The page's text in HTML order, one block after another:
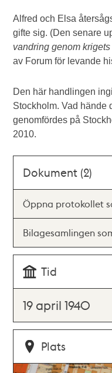
Alfred och Elsa
gifte sig. (Den senare
vandring genom
av Forum för levande
Den här handlingen
Stockholm. Vad hände
genomfördes på
2010.
Dokument (2)
Öppna protokollet
Bilagesamlingen
Tid
19 april 1940
Plats